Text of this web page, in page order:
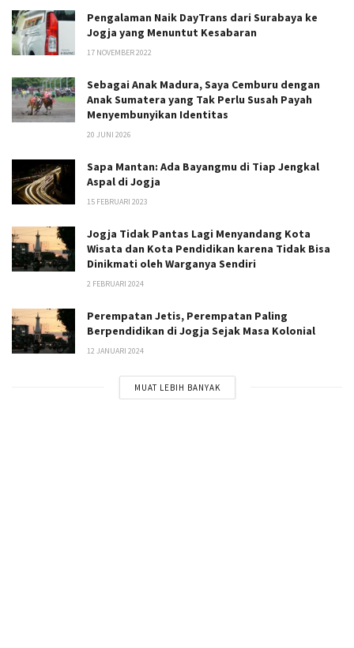
Pengalaman Naik DayTrans dari Surabaya ke
Jogja yang Menuntut Kesabaran
17 NOVEMBER 2022
Sebagai Anak Madura, Saya Cemburu dengan
Anak Sumatera yang Tak Perlu Susah Payah
Menyembunyikan Identitas
20 JUNI 2026
Sapa Mantan: Ada Bayangmu di Tiap Jengkal
Aspal di Jogja
15 FEBRUARI 2023
Jogja Tidak Pantas Lagi Menyandang Kota
Wisata dan Kota Pendidikan karena Tidak Bisa
Dinikmati oleh Warganya Sendiri
2 FEBRUARI 2024
Perempatan Jetis, Perempatan Paling
Berpendidikan di Jogja Sejak Masa Kolonial
12 JANUARI 2024
MUAT LEBIH BANYAK